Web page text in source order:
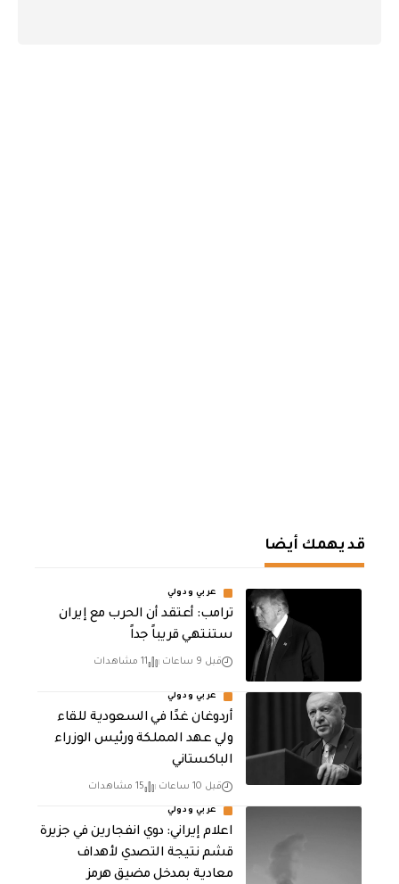
قد يهمك أيضا
عربي ودولي
‏ترامب: أعتقد أن الحرب مع إيران
ستنتهي قريباً جداً
قبل 9 ساعات 11 مشاهدات
عربي ودولي
أردوغان غدًا في السعودية للقاء
ولي عهد المملكة ورئيس الوزراء
الباكستاني
قبل 10 ساعات 15 مشاهدات
عربي ودولي
اعلام إيراني: دوي انفجارين في جزيرة
قشم نتيجة التصدي لأهداف
معادية بمدخل مضيق هرمز